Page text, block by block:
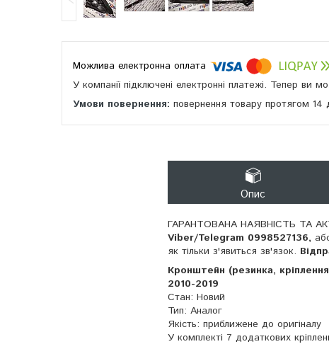
У компанії підключені електронні платежі. Тепер
повернення товару протягом 14
Опис
ГАРАНТОВАНА НАЯВНІСТЬ ТА
Viber/Telegram 0998527136,
як тільки з'явиться зв'язок.
Кронштейн (резинка,
2010-2019
Стан: Новий
Тип: Аналог
Якість: приближене до оригіналу
У комплекті 7 додаткових